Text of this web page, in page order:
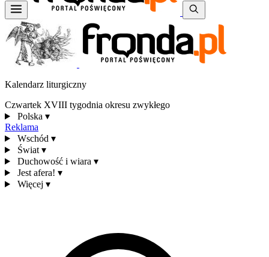
Kalendarz liturgiczny
Czwartek XVIII tygodnia okresu zwykłego
Polska ▾
Reklama
Wschód ▾
Świat ▾
Duchowość i wiara ▾
Jest afera! ▾
Więcej ▾